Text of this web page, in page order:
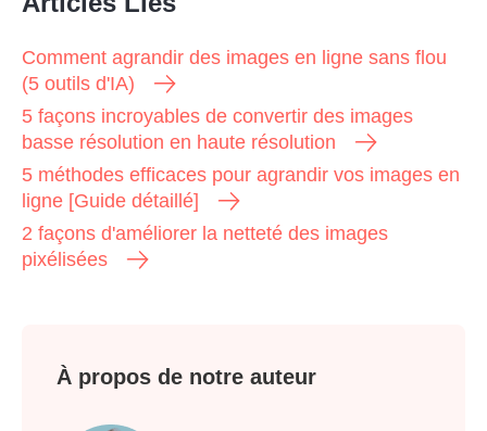
Comment agrandir des images en ligne sans flou
(5 outils d'IA)
5 façons incroyables de convertir des images
basse résolution en haute résolution
5 méthodes efficaces pour agrandir vos images en
ligne [Guide détaillé]
2 façons d'améliorer la netteté des images
pixélisées
À propos de notre auteur